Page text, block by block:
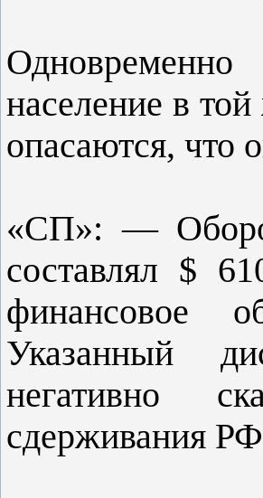
население в
опасаются, что
«СП»: —
составлял $
финансовое
Указанный
негативно
сдерживания